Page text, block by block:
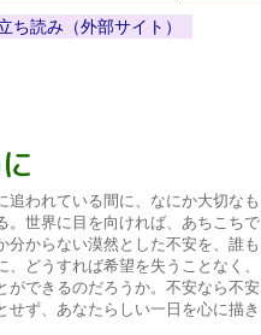
ち読み（外部サイト）
追われている間に、なにか大切なも
。世界に目を向ければ、あちこちで
からない漠然とした不安を、誰も
どうすれば希望を失うことなく、
ができるのだろうか。不安なら不安
ず、あなたらしい一日を心に描き